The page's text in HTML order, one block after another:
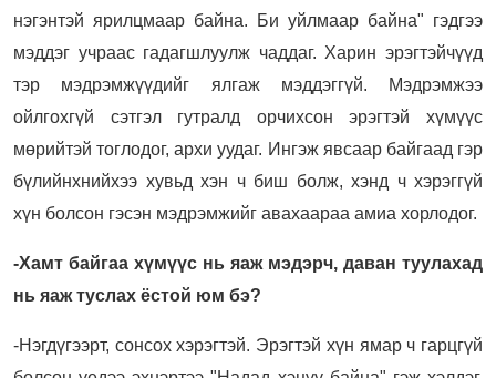
нэгэнтэй ярилцмаар байна. Би уйлмаар байна" гэдгээ
мэддэг учраас гадагшлуулж чаддаг. Харин эрэгтэйчүүд
тэр мэдрэмжүүдийг ялгаж мэддэггүй. Мэдрэмжээ
ойлгохгүй сэтгэл гутралд орчихсон эрэгтэй хүмүүс
мөрийтэй тоглодог, архи уудаг. Ингэж явсаар байгаад гэр
бүлийнхнийхээ хувьд хэн ч биш болж, хэнд ч хэрэггүй
хүн болсон гэсэн мэдрэмжийг авахаараа амиа хорлодог.
-Хамт байгаа хүмүүс нь яаж мэдэрч, даван туулахад
нь яаж туслах ёстой юм бэ?
-Нэгдүгээрт, сонсох хэрэгтэй. Эрэгтэй хүн ямар ч гарцгүй